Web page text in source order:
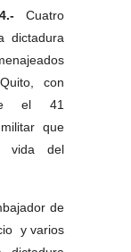
Cuatro
dictadura
con
el 41
que
vida del
de
y varios